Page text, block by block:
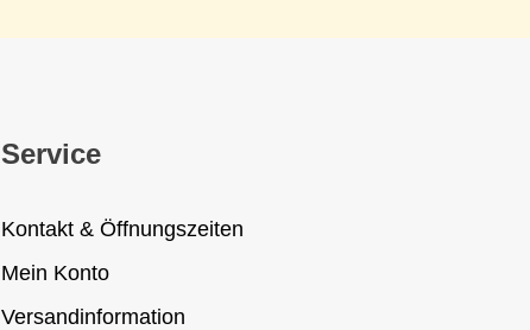
Service
Kontakt & Öffnungszeiten
Mein Konto
Versandinformation